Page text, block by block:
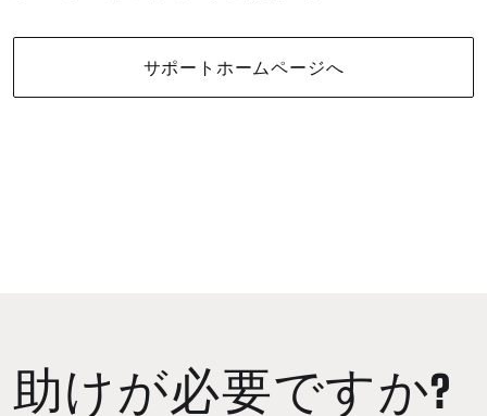
サポートホームページへ
助けが必要ですか?